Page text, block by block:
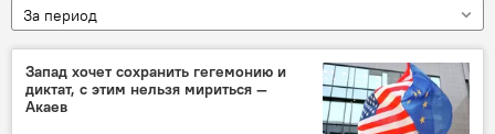
За период
Запад хочет сохранить гегемонию и
диктат, с этим нельзя мириться —
Акаев